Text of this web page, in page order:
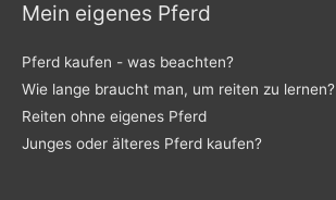
Mein eigenes Pferd
Pferd kaufen - was beachten?
Wie lange braucht man, um reiten zu lernen?
Reiten ohne eigenes Pferd
Junges oder älteres Pferd kaufen?